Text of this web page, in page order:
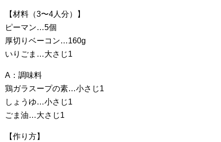
【材料（3〜4人分）】
ピーマン…5個
厚切りベーコン…160g
いりごま…大さじ1
A：調味料
鶏ガラスープの素…小さじ1
しょうゆ…小さじ1
ごま油…大さじ1
【作り方】